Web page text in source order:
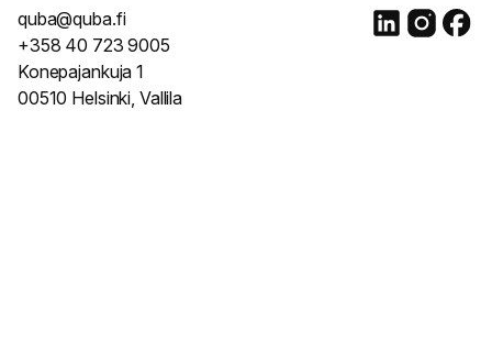
quba@quba.fi
+358 40 723 9005
Konepajankuja 1
00510 Helsinki, Vallila